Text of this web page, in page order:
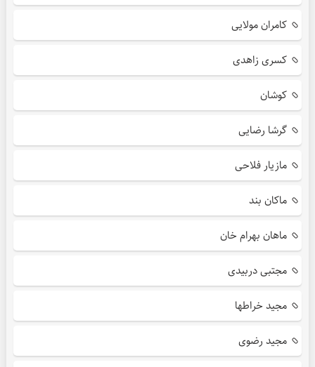
کامران مولایی
کسری زاهدی
کوشان
گرشا رضایی
مازیار فلاحی
ماکان بند
ماهان بهرام خان
مجتبی دربیدی
مجید خراطها
مجید رضوی